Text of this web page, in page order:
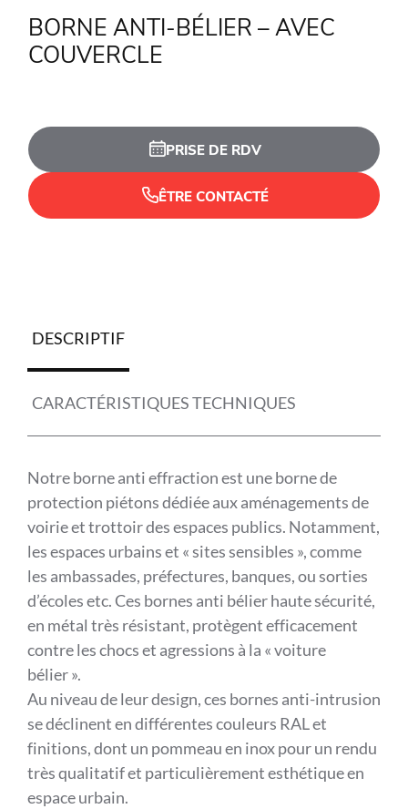
BORNE ANTI-BÉLIER – AVEC
COUVERCLE
PRISE DE RDV
ÊTRE CONTACTÉ
DESCRIPTIF
CARACTÉRISTIQUES TECHNIQUES
Notre borne anti effraction est une borne de
protection piétons dédiée aux aménagements de
voirie et trottoir des espaces publics. Notamment,
les espaces urbains et « sites sensibles », comme
les ambassades, préfectures, banques, ou sorties
d’écoles etc. Ces bornes anti bélier haute sécurité,
en métal très résistant, protègent efficacement
contre les chocs et agressions à la « voiture
bélier ».
Au niveau de leur design, ces bornes anti-intrusion
se déclinent en différentes couleurs RAL et
finitions, dont un pommeau en inox pour un rendu
très qualitatif et particulièrement esthétique en
espace urbain.